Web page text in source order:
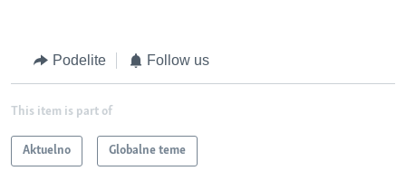
Podelite Follow us
This item is part of
Aktuelno Globalne teme